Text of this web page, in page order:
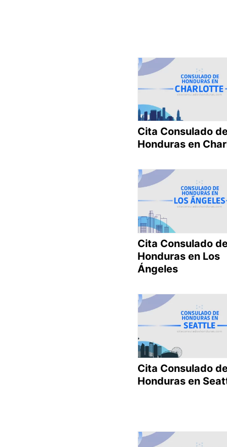
Cita Consulado
Honduras en
Cita Consulado
Honduras en Los
Ángeles
Cita Consulado
Honduras en